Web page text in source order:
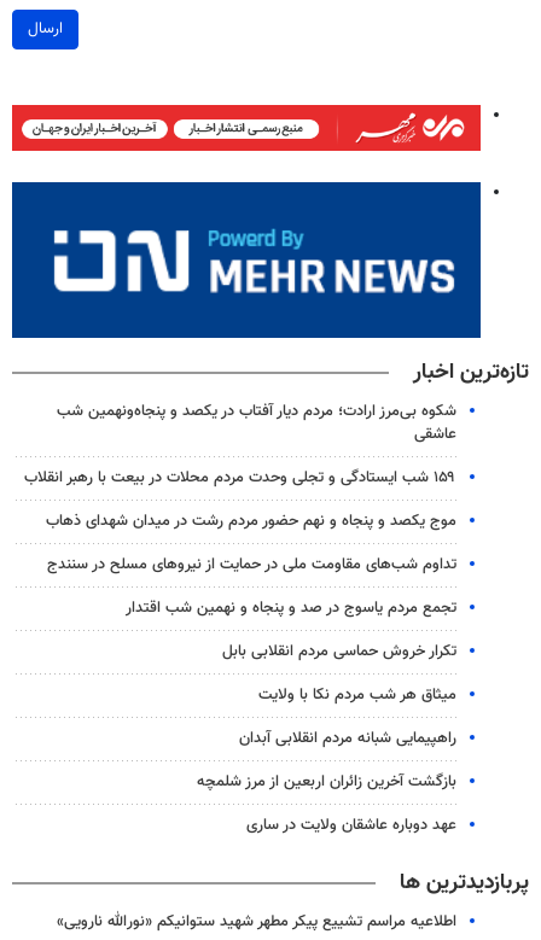
ارسال
تازه‌ترین اخبار
شکوه بی‌مرز ارادت؛ مردم دیار آفتاب در یکصد و پنجاه‌ونهمین شب
عاشقی
۱۵۹ شب ایستادگی و تجلی وحدت مردم محلات در بیعت با رهبر انقلاب
موج یکصد و پنجاه و نهم حضور مردم رشت در میدان شهدای ذهاب
تداوم شب‌های مقاومت ملی در حمایت از نیروهای مسلح در سنندج
تجمع مردم یاسوج در صد و پنجاه و نهمین شب اقتدار
تکرار خروش حماسی مردم انقلابی بابل
میثاق هر شب مردم نکا با ولایت
راهپیمایی شبانه مردم انقلابی آبدان
بازگشت آخرین زائران اربعین از مرز شلمچه
عهد دوباره عاشقان ولایت در ساری
پربازدیدترین ها
اطلاعیه مراسم تشییع پیکر مطهر شهید ستوانیکم «نورالله نارویی»